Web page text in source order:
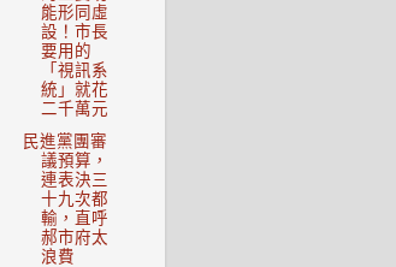
能形同虛
設！市長
要用的
「視訊系
統」就花
二千萬元
民進黨團審
議預算，
連表決三
十九次都
輸，直呼
郝市府太
浪費